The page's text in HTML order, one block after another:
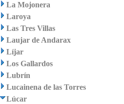
La Mojonera
Laroya
Las Tres Villas
Laujar de Andarax
Líjar
Los Gallardos
Lubrín
Lucainena de las Torres
Lúcar